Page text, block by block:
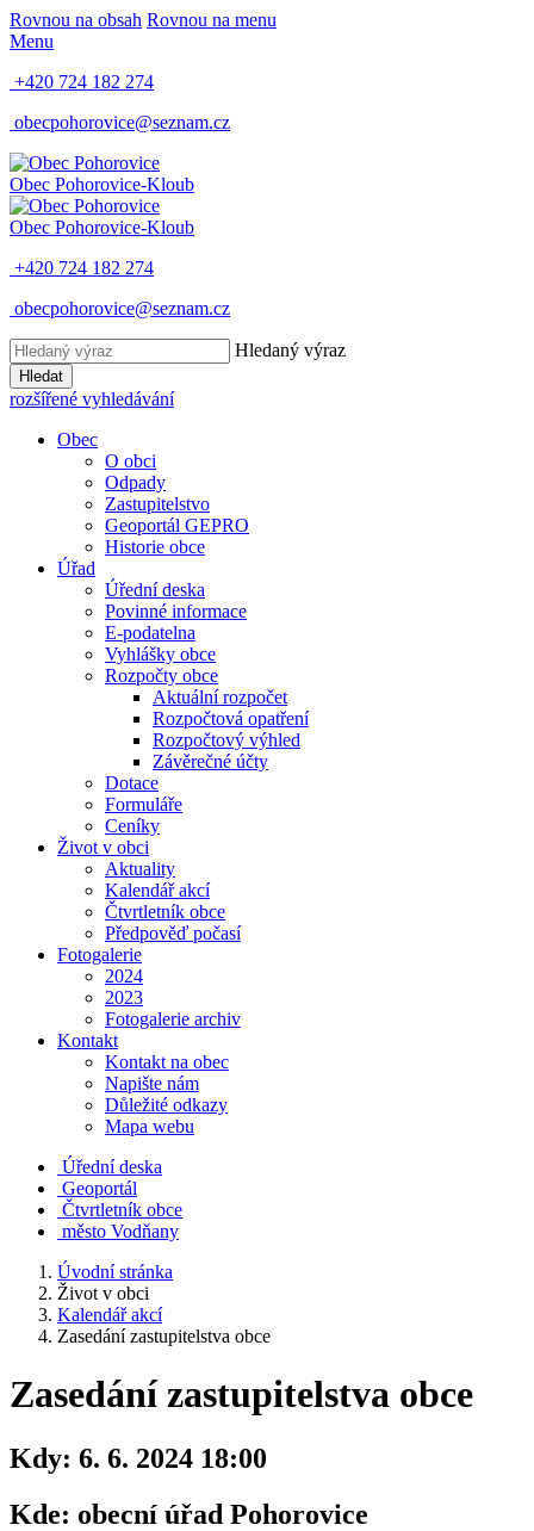
Rovnou na obsah Rovnou na menu
Menu
+420 724 182 274
obecpohorovice@seznam.cz
Obec Pohorovice-Kloub
Obec Pohorovice-Kloub
+420 724 182 274
obecpohorovice@seznam.cz
Hledaný výraz
Hledat
rozšířené vyhledávání
Obec
O obci
Odpady
Zastupitelstvo
Geoportál GEPRO
Historie obce
Úřad
Úřední deska
Povinné informace
E-podatelna
Vyhlášky obce
Rozpočty obce
Aktuální rozpočet
Rozpočtová opatření
Rozpočtový výhled
Závěrečné účty
Dotace
Formuláře
Ceníky
Život v obci
Aktuality
Kalendář akcí
Čtvrtletník obce
Předpověď počasí
Fotogalerie
2024
2023
Fotogalerie archiv
Kontakt
Kontakt na obec
Napište nám
Důležité odkazy
Mapa webu
Úřední deska
Geoportál
Čtvrtletník obce
město Vodňany
Úvodní stránka
Život v obci
Kalendář akcí
Zasedání zastupitelstva obce
Zasedání zastupitelstva obce
Kdy: 6. 6. 2024 18:00
Kde: obecní úřad Pohorovice